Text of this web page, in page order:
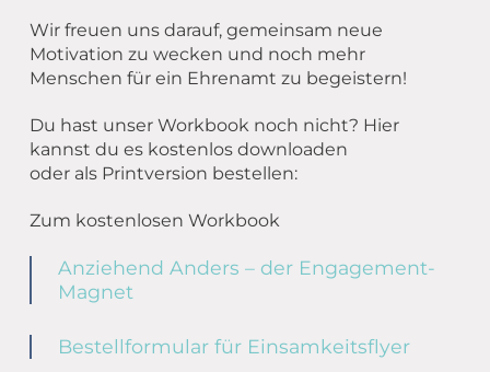
Wir freuen uns darauf, gemeinsam neue
Motivation zu wecken und noch mehr
Menschen für ein Ehrenamt zu begeistern!
Du hast unser Workbook noch nicht? Hier
kannst du es kostenlos downloaden
oder als Printversion bestellen:
Zum kostenlosen Workbook
Anziehend Anders – der Engagement-
Magnet
Bestellformular für Einsamkeitsflyer